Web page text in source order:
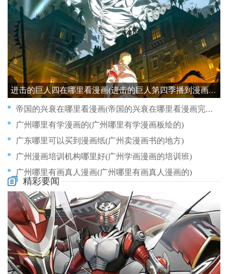
进击的巨人四在哪里看漫画(进击的巨人第四季播到漫画哪里)
帝国的兴衰在哪里看漫画(帝国的兴衰在哪里看漫画完整版)
广州哪里有学漫画的(广州哪里有学漫画板绘的)
广东哪里可以买到漫画纸(广州卖漫画书的地方)
广州漫画培训机构哪里好(广州学画漫画的培训班)
广州哪里有画真人漫画(广州哪里有画真人漫画的)
干物妹小埋漫画到哪里
广州漫画课室在哪里(广州哪里有漫画卖)
带娃结婚漫画哪里看(带娃结婚漫画哪里看啊)
广州哪里可以买漫画(广州哪里买漫画书)
带娃结婚漫画在哪里看(带娃的漫画有哪些)
精彩要闻